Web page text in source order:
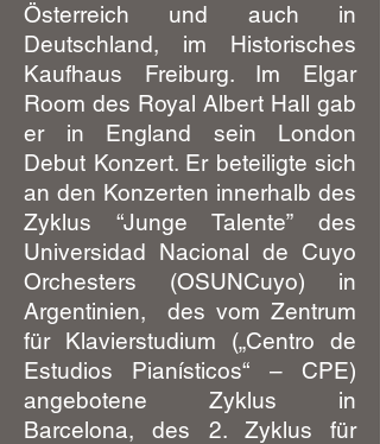
Österreich und auch in
Deutschland, im Historisches
Kaufhaus Freiburg. Im Elgar
Room des Royal Albert Hall gab
er in England sein London
Debut Konzert. Er beteiligte sich
an den Konzerten innerhalb des
Zyklus “Junge Talente” des
Universidad Nacional de Cuyo
Orchesters (OSUNCuyo) in
Argentinien, des vom Zentrum
für Klavierstudium („Centro de
Estudios Pianísticos“ – CPE)
angebotene Zyklus in
Barcelona, des 2. Zyklus für